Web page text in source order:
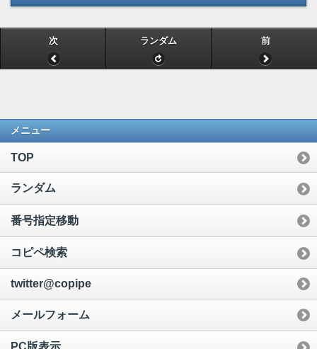
次 ランダム 前
メニュー
TOP
ランダム
番号指定移動
コピペ検索
twitter@copipe
メールフォーム